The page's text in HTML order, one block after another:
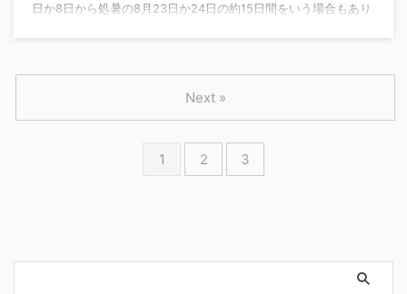
日か8日から処暑の8月23日か24日の約15日間をいう場合もあり
1 2 3
Next »